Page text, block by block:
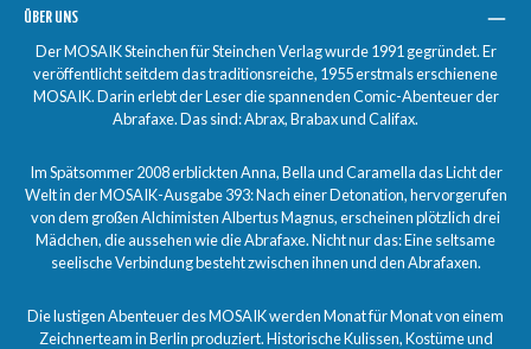
ÜBER UNS
Der MOSAIK Steinchen für Steinchen Verlag wurde 1991 gegründet. Er
veröffentlicht seitdem das traditionsreiche, 1955 erstmals erschienene
MOSAIK. Darin erlebt der Leser die spannenden Comic-Abenteuer der
Abrafaxe. Das sind: Abrax, Brabax und Califax.
Im Spätsommer 2008 erblickten Anna, Bella und Caramella das Licht der
Welt in der MOSAIK-Ausgabe 393: Nach einer Detonation, hervorgerufen
von dem großen Alchimisten Albertus Magnus, erscheinen plötzlich drei
Mädchen, die aussehen wie die Abrafaxe. Nicht nur das: Eine seltsame
seelische Verbindung besteht zwischen ihnen und den Abrafaxen.
Die lustigen Abenteuer des MOSAIK werden Monat für Monat von einem
Zeichnerteam in Berlin produziert. Historische Kulissen, Kostüme und